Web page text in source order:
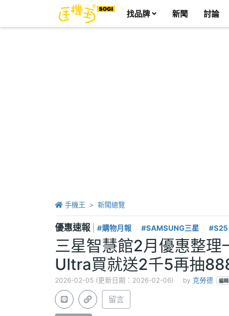
找品牌 新聞 討論
手機王 新聞總覽
優惠速報 #購物月報 #SAMSUNG三星 #S25
三星智慧館2月優惠整
Ultra買就送2千5再抽
2026-02-05 (更新日期：2026-02-06) by 克勞德 編輯
留言